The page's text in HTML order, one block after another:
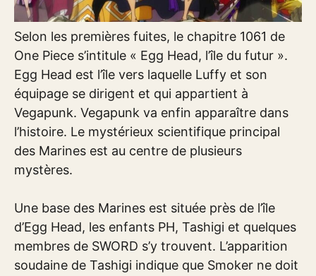
Selon les premières fuites, le chapitre 1061 de
One Piece s’intitule « Egg Head, l’île du futur ».
Egg Head est l’île vers laquelle Luffy et son
équipage se dirigent et qui appartient à
Vegapunk. Vegapunk va enfin apparaître dans
l’histoire. Le mystérieux scientifique principal
des Marines est au centre de plusieurs
mystères.
Une base des Marines est située près de l’île
d’Egg Head, les enfants PH, Tashigi et quelques
membres de SWORD s’y trouvent. L’apparition
soudaine de Tashigi indique que Smoker ne doit